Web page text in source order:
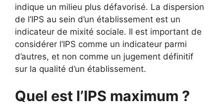
indique un milieu plus défavorisé. La dispersion
de l’IPS au sein d’un établissement est un
indicateur de mixité sociale. Il est important de
considérer l’IPS comme un indicateur parmi
d’autres, et non comme un jugement définitif
sur la qualité d’un établissement.
Quel est l’IPS maximum ?